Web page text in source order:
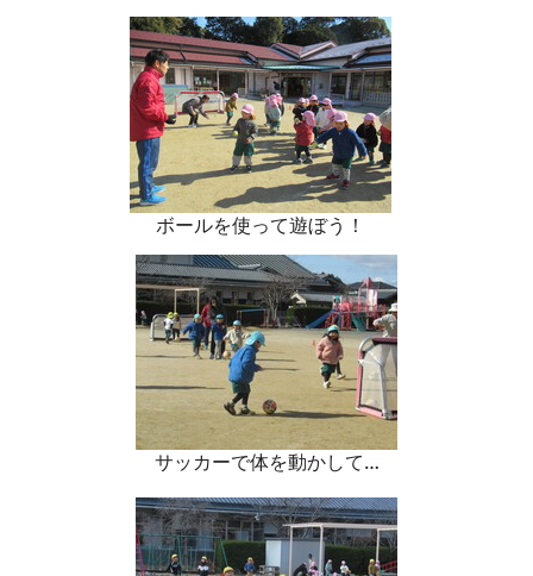
ボールを使って遊ぼう！
サッカーで体を動かして…